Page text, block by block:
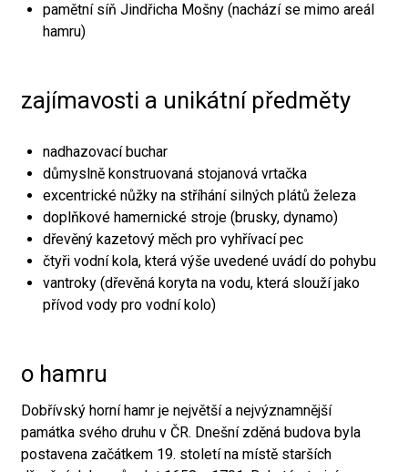
pamětní síň Jindřicha Mošny (nachází se mimo areál
hamru)
zajímavosti a unikátní předměty
nadhazovací buchar
důmyslně konstruovaná stojanová vrtačka
excentrické nůžky na stříhání silných plátů železa
doplňkové hamernické stroje (brusky, dynamo)
dřevěný kazetový měch pro vyhřívací pec
čtyři vodní kola, která výše uvedené uvádí do pohybu
vantroky (dřevěná koryta na vodu, která slouží jako
přívod vody pro vodní kolo)
o hamru
Dobřívský horní hamr je největší a nejvýznamnější
památka svého druhu v ČR. Dnešní zděná budova byla
postavena začátkem 19. století na místě starších